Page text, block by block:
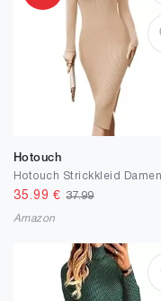
Hotouch
35.99 €37.99
Amazon